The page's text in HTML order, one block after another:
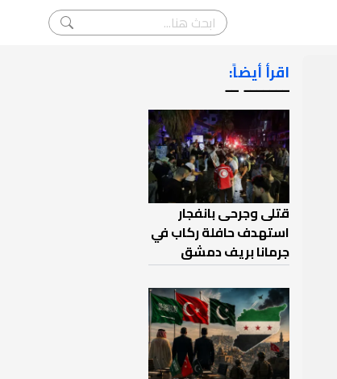
اقرأ أيضاً:
ـــــــ ــ
قتلى وجرحى بانفجار
استهدف حافلة ركاب في
جرمانا بريف دمشق